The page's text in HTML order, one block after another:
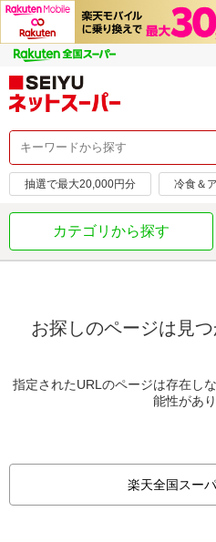
抽選で最大20,000円分 冷食＆
カテゴリから探す
お探しのページは見つ
指定されたURLのページは存在し
能性があり
楽天全国スー